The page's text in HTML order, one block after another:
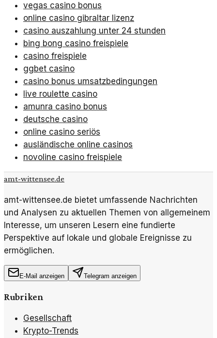
vegas casino bonus
online casino gibraltar lizenz
casino auszahlung unter 24 stunden
bing bong casino freispiele
casino freispiele
ggbet casino
casino bonus umsatzbedingungen
live roulette casino
amunra casino bonus
deutsche casino
online casino seriös
ausländische online casinos
novoline casino freispiele
amt-wittensee.de
amt-wittensee.de bietet umfassende Nachrichten
und Analysen zu aktuellen Themen von allgemeinem
Interesse, um unseren Lesern eine fundierte
Perspektive auf lokale und globale Ereignisse zu
ermöglichen.
E-Mail anzeigen Telegram anzeigen
Rubriken
Gesellschaft
Krypto-Trends